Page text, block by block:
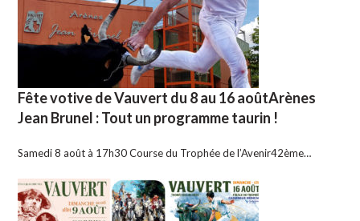
Fête votive de Vauvert du 8 au 16 aoûtArènes
Jean Brunel : Tout un programme taurin !
Samedi 8 août à 17h30 Course du Trophée de l’Avenir42ème…